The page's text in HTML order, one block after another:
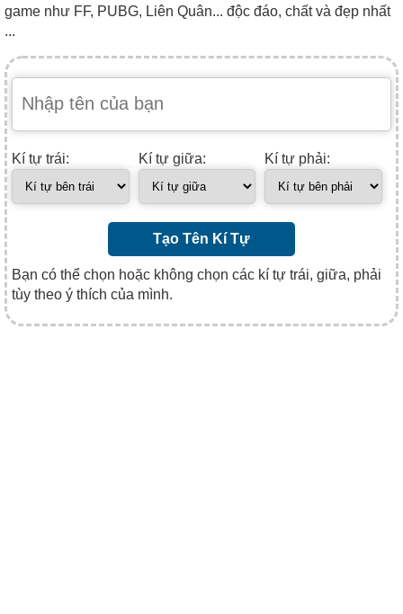
game như FF, PUBG, Liên Quân... độc đáo, chất và đẹp nhất
...
Kí tự trái: Kí tự giữa: Kí tự phải:
Tạo Tên Kí Tự
Bạn có thể chọn hoặc không chọn các kí tự trái, giữa, phải
tùy theo ý thích của mình.